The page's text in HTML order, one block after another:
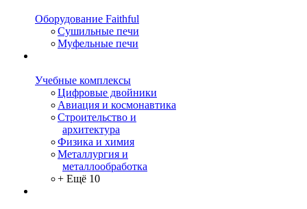
Оборудование Faithful
Сушильные печи
Муфельные печи
Учебные комплексы
Цифровые двойники
Авиация и космонавтика
Строительство и
архитектура
Физика и химия
Металлургия и
металлообработка
+ Ещё 10